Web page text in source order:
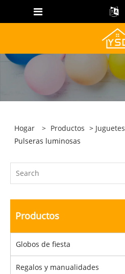
Hogar > Productos > Juguetes
Pulseras luminosas
Productos
Globos de fiesta
Regalos y manualidades